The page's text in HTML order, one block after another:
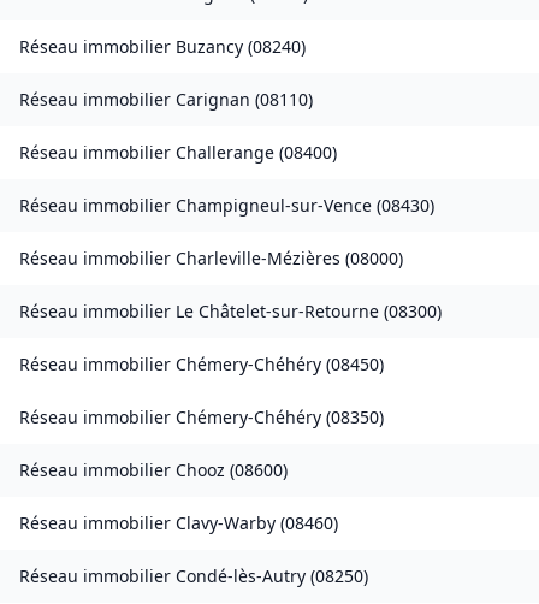
Réseau immobilier Buzancy (08240)
Réseau immobilier Carignan (08110)
Réseau immobilier Challerange (08400)
Réseau immobilier Champigneul-sur-Vence (08430)
Réseau immobilier Charleville-Mézières (08000)
Réseau immobilier Le Châtelet-sur-Retourne (08300)
Réseau immobilier Chémery-Chéhéry (08450)
Réseau immobilier Chémery-Chéhéry (08350)
Réseau immobilier Chooz (08600)
Réseau immobilier Clavy-Warby (08460)
Réseau immobilier Condé-lès-Autry (08250)